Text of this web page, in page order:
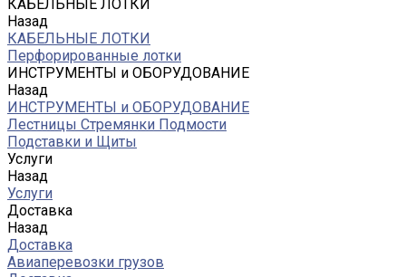
КАБЕЛЬНЫЕ ЛОТКИ
Назад
КАБЕЛЬНЫЕ ЛОТКИ
Перфорированные лотки
ИНСТРУМЕНТЫ и ОБОРУДОВАНИЕ
Назад
ИНСТРУМЕНТЫ и ОБОРУДОВАНИЕ
Лестницы Стремянки Подмости
Подставки и Щиты
Услуги
Назад
Услуги
Доставка
Назад
Доставка
Авиаперевозки грузов